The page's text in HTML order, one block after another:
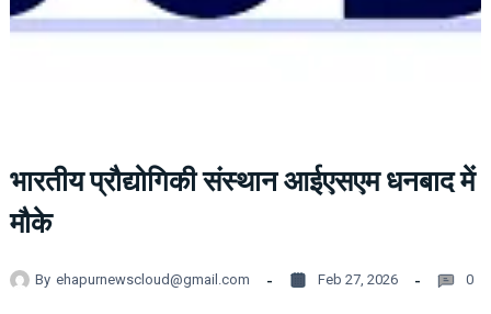
भारतीय प्रौद्योगिकी संस्थान आईएसएम धनबाद में
मौके
By ehapurnewscloud@gmail.com Feb 27, 2026 0